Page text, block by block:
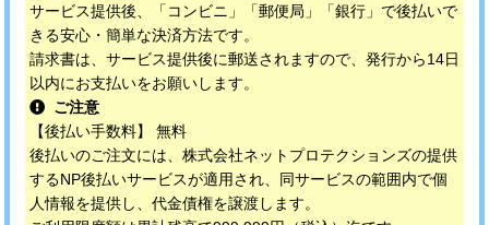
サービス提供後、「コンビニ」「郵便局」「銀行」で後払いで
きる安心・簡単な決済方法です。
請求書は、サービス提供後に郵送されますので、発行から14日
以内にお支払いをお願いします。
ご注意
【後払い手数料】 無料
後払いのご注文には、株式会社ネットプロテクションズの提供
するNP後払いサービスが適用され、同サービスの範囲内で個
人情報を提供し、代金債権を譲渡します。